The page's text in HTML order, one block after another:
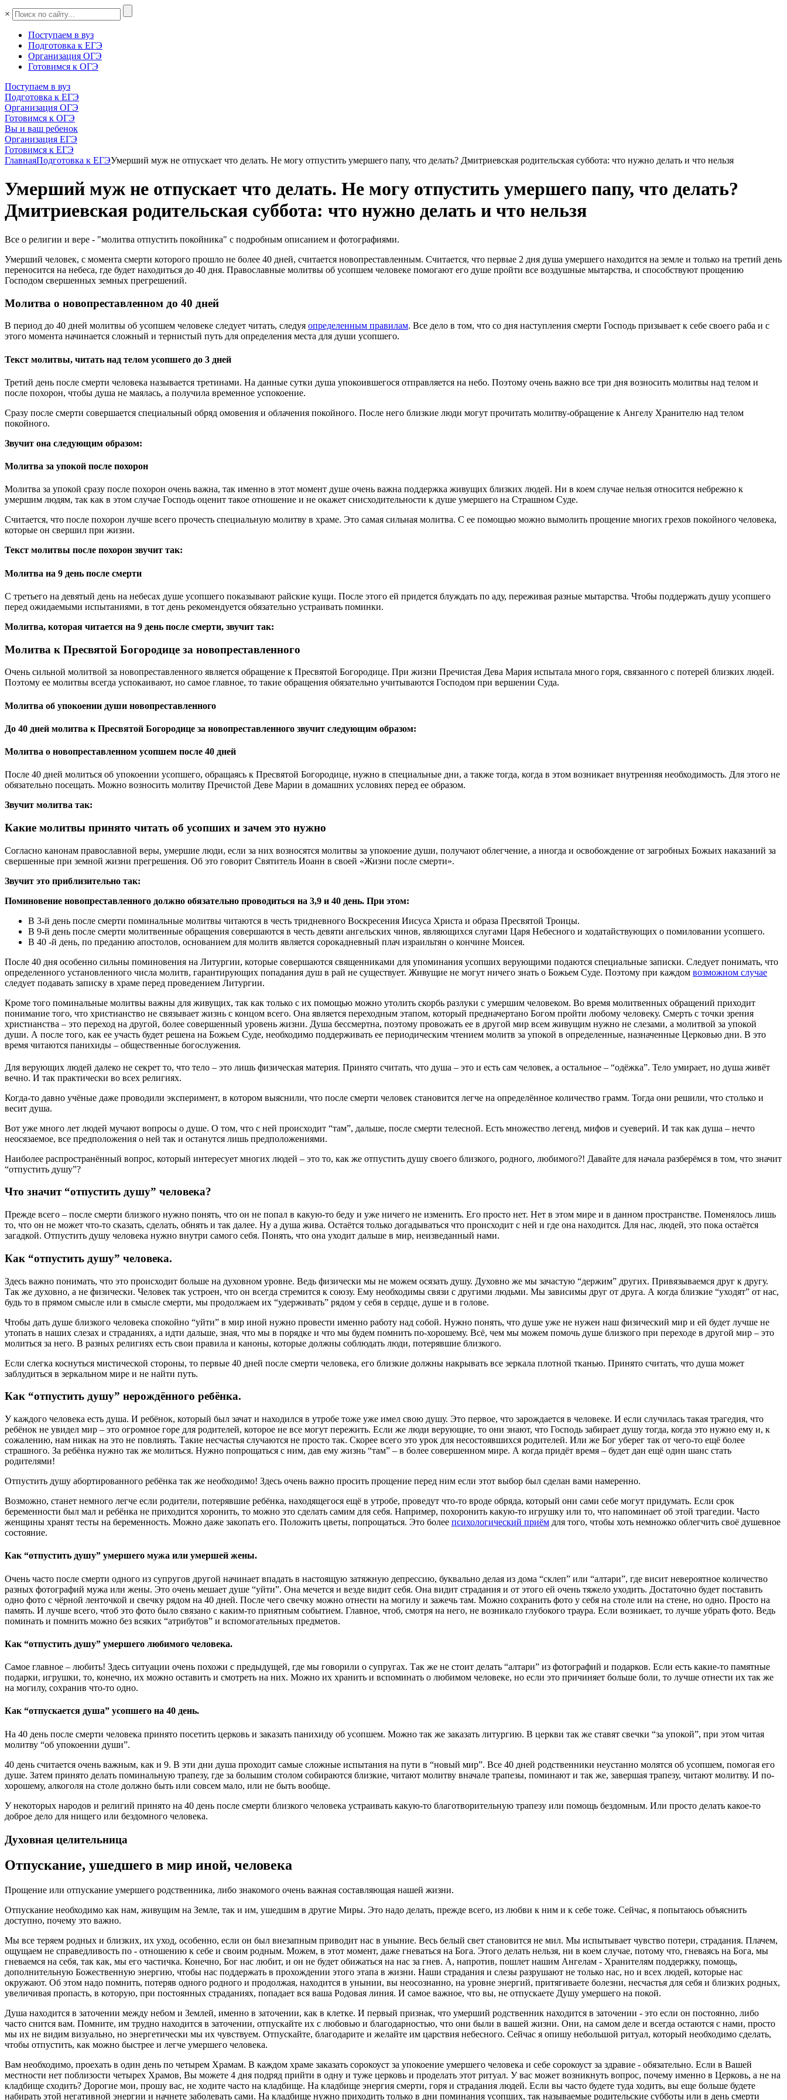
×
Поступаем в вуз
Подготовка к ЕГЭ
Организация ОГЭ
Готовимся к ОГЭ
Поступаем в вуз
Подготовка к ЕГЭ
Организация ОГЭ
Готовимся к ОГЭ
Вы и ваш ребенок
Организация ЕГЭ
Готовимся к ЕГЭ
ГлавнаяПодготовка к ЕГЭУмерший муж не отпускает что делать. Не могу отпустить умершего папу, что делать? Дмитриевская родительская суббота: что нужно делать и что нельзя
Умерший муж не отпускает что делать. Не могу отпустить умершего папу, что делать?
Дмитриевская родительская суббота: что нужно делать и что нельзя
Все о религии и вере - "молитва отпустить покойника" с подробным описанием и фотографиями.
Умерший человек, с момента смерти которого прошло не более 40 дней, считается новопреставленным. Считается, что первые 2 дня душа умершего находится на земле и только на третий день
переносится на небеса, где будет находиться до 40 дня. Православные молитвы об усопшем человеке помогают его душе пройти все воздушные мытарства, и способствуют прощению
Господом свершенных земных прегрешений.
Молитва о новопреставленном до 40 дней
В период до 40 дней молитвы об усопшем человеке следует читать, следуя определенным правилам. Все дело в том, что со дня наступления смерти Господь призывает к себе своего раба и с
этого момента начинается сложный и тернистый путь для определения места для души усопшего.
Текст молитвы, читать над телом усопшего до 3 дней
Третий день после смерти человека называется третинами. На данные сутки душа упокоившегося отправляется на небо. Поэтому очень важно все три дня возносить молитвы над телом и
после похорон, чтобы душа не маялась, а получила временное успокоение.
Сразу после смерти совершается специальный обряд омовения и облачения покойного. После него близкие люди могут прочитать молитву-обращение к Ангелу Хранителю над телом
покойного.
Звучит она следующим образом:
Молитва за упокой после похорон
Молитва за упокой сразу после похорон очень важна, так именно в этот момент душе очень важна поддержка живущих близких людей. Ни в коем случае нельзя относится небрежно к
умершим людям, так как в этом случае Господь оценит такое отношение и не окажет снисходительности к душе умершего на Страшном Суде.
Считается, что после похорон лучше всего прочесть специальную молитву в храме. Это самая сильная молитва. С ее помощью можно вымолить прощение многих грехов покойного человека,
которые он свершил при жизни.
Текст молитвы после похорон звучит так:
Молитва на 9 день после смерти
С третьего на девятый день на небесах душе усопшего показывают райские кущи. После этого ей придется блуждать по аду, переживая разные мытарства. Чтобы поддержать душу усопшего
перед ожидаемыми испытаниями, в тот день рекомендуется обязательно устраивать поминки.
Молитва, которая читается на 9 день после смерти, звучит так:
Молитва к Пресвятой Богородице за новопреставленного
Очень сильной молитвой за новопреставленного является обращение к Пресвятой Богородице. При жизни Пречистая Дева Мария испытала много горя, связанного с потерей близких людей.
Поэтому ее молитвы всегда успокаивают, но самое главное, то такие обращения обязательно учитываются Господом при вершении Суда.
Молитва об упокоении души новопреставленного
До 40 дней молитва к Пресвятой Богородице за новопреставленного звучит следующим образом:
Молитва о новопреставленном усопшем после 40 дней
После 40 дней молиться об упокоении усопшего, обращаясь к Пресвятой Богородице, нужно в специальные дни, а также тогда, когда в этом возникает внутренняя необходимость. Для этого не
обязательно посещать. Можно возносить молитву Пречистой Деве Марии в домашних условиях перед ее образом.
Звучит молитва так:
Какие молитвы принято читать об усопших и зачем это нужно
Согласно канонам православной веры, умершие люди, если за них возносятся молитвы за упокоение души, получают облегчение, а иногда и освобождение от загробных Божьих наказаний за
свершенные при земной жизни прегрешения. Об это говорит Святитель Иоанн в своей «Жизни после смерти».
Звучит это приблизительно так:
Поминовение новопреставленного должно обязательно проводиться на 3,9 и 40 день. При этом:
В 3-й день после смерти поминальные молитвы читаются в честь тридневного Воскресения Иисуса Христа и образа Пресвятой Троицы.
В 9-й день после смерти молитвенные обращения совершаются в честь девяти ангельских чинов, являющихся слугами Царя Небесного и ходатайствующих о помиловании усопшего.
В 40 -й день, по преданию апостолов, основанием для молитв является сорокадневный плач израильтян о кончине Моисея.
После 40 дня особенно сильны поминовения на Литургии, которые совершаются священниками для упоминания усопших верующими подаются специальные записки. Следует понимать, что
определенного установленного числа молитв, гарантирующих попадания душ в рай не существует. Живущие не могут ничего знать о Божьем Суде. Поэтому при каждом возможном случае
следует подавать записку в храме перед проведением Литургии.
Кроме того поминальные молитвы важны для живущих, так как только с их помощью можно утолить скорбь разлуки с умершим человеком. Во время молитвенных обращений приходит
понимание того, что христианство не связывает жизнь с концом всего. Она является переходным этапом, который предначертано Богом пройти любому человеку. Смерть с точки зрения
христианства – это переход на другой, более совершенный уровень жизни. Душа бессмертна, поэтому провожать ее в другой мир всем живущим нужно не слезами, а молитвой за упокой
души. А после того, как ее участь будет решена на Божьем Суде, необходимо поддерживать ее периодическим чтением молитв за упокой в определенные, назначенные Церковью дни. В это
время читаются панихиды – общественные богослужения.
Для верующих людей далеко не секрет то, что тело – это лишь физическая материя. Принято считать, что душа – это и есть сам человек, а остальное – “одёжка”. Тело умирает, но душа живёт
вечно. И так практически во всех религиях.
Когда-то давно учёные даже проводили эксперимент, в котором выяснили, что после смерти человек становится легче на определённое количество грамм. Тогда они решили, что столько и
весит душа.
Вот уже много лет людей мучают вопросы о душе. О том, что с ней происходит “там”, дальше, после смерти телесной. Есть множество легенд, мифов и суеверий. И так как душа – нечто
неосязаемое, все предположения о ней так и останутся лишь предположениями.
Наиболее распространённый вопрос, который интересует многих людей – это то, как же отпустить душу своего близкого, родного, любимого?! Давайте для начала разберёмся в том, что значит
“отпустить душу”?
Что значит “отпустить душу” человека?
Прежде всего – после смерти близкого нужно понять, что он не попал в какую-то беду и уже ничего не изменить. Его просто нет. Нет в этом мире и в данном пространстве. Поменялось лишь
то, что он не может что-то сказать, сделать, обнять и так далее. Ну а душа жива. Остаётся только догадываться что происходит с ней и где она находится. Для нас, людей, это пока остаётся
загадкой. Отпустить душу человека нужно внутри самого себя. Понять, что она уходит дальше в мир, неизведанный нами.
Как “отпустить душу” человека.
Здесь важно понимать, что это происходит больше на духовном уровне. Ведь физически мы не можем осязать душу. Духовно же мы зачастую “держим” других. Привязываемся друг к другу.
Так же духовно, а не физически. Человек так устроен, что он всегда стремится к союзу. Ему необходимы связи с другими людьми. Мы зависимы друг от друга. А когда близкие “уходят” от нас,
будь то в прямом смысле или в смысле смерти, мы продолжаем их “удерживать” рядом у себя в сердце, душе и в голове.
Чтобы дать душе близкого человека спокойно “уйти” в мир иной нужно провести именно работу над собой. Нужно понять, что душе уже не нужен наш физический мир и ей будет лучше не
утопать в наших слезах и страданиях, а идти дальше, зная, что мы в порядке и что мы будем помнить по-хорошему. Всё, чем мы можем помочь душе близкого при переходе в другой мир – это
молиться за него. В разных религиях есть свои правила и каноны, которые должны соблюдать люди, потерявшие близкого.
Если слегка коснуться мистической стороны, то первые 40 дней после смерти человека, его близкие должны накрывать все зеркала плотной тканью. Принято считать, что душа может
заблудиться в зеркальном мире и не найти путь.
Как “отпустить душу” нерождённого ребёнка.
У каждого человека есть душа. И ребёнок, который был зачат и находился в утробе тоже уже имел свою душу. Это первое, что зарождается в человеке. И если случилась такая трагедия, что
ребёнок не увидел мир – это огромное горе для родителей, которое не все могут пережить. Если же люди верующие, то они знают, что Господь забирает душу тогда, когда это нужно ему и, к
сожалению, нам никак на это не повлиять. Такие несчастья случаются не просто так. Скорее всего это урок для несостоявшихся родителей. Или же Бог уберег так от чего-то ещё более
страшного. За ребёнка нужно так же молиться. Нужно попрощаться с ним, дав ему жизнь “там” – в более совершенном мире. А когда придёт время – будет дан ещё один шанс стать
родителями!
Отпустить душу абортированного ребёнка так же необходимо! Здесь очень важно просить прощение перед ним если этот выбор был сделан вами намеренно.
Возможно, станет немного легче если родители, потерявшие ребёнка, находящегося ещё в утробе, проведут что-то вроде обряда, который они сами себе могут придумать. Если срок
беременности был мал и ребёнка не приходится хоронить, то можно это сделать самим для себя. Например, похоронить какую-то игрушку или то, что напоминает об этой трагедии. Часто
женщины хранят тесты на беременность. Можно даже закопать его. Положить цветы, попрощаться. Это более психологический приём для того, чтобы хоть немножко облегчить своё душевное
состояние.
Как “отпустить душу” умершего мужа или умершей жены.
Очень часто после смерти одного из супругов другой начинает впадать в настоящую затяжную депрессию, буквально делая из дома “склеп” или “алтари”, где висит невероятное количество
разных фотографий мужа или жены. Это очень мешает душе “уйти”. Она мечется и везде видит себя. Она видит страдания и от этого ей очень тяжело уходить. Достаточно будет поставить
одно фото с чёрной ленточкой и свечку рядом на 40 дней. После чего свечку можно отнести на могилу и зажечь там. Можно сохранить фото у себя на столе или на стене, но одно. Просто на
память. И лучше всего, чтоб это фото было связано с каким-то приятным событием. Главное, чтоб, смотря на него, не возникало глубокого траура. Если возникает, то лучше убрать фото. Ведь
поминать и помнить можно без всяких “атрибутов” и вспомогательных предметов.
Как “отпустить душу” умершего любимого человека.
Самое главное – любить! Здесь ситуации очень похожи с предыдущей, где мы говорили о супругах. Так же не стоит делать “алтари” из фотографий и подарков. Если есть какие-то памятные
подарки, игрушки, то, конечно, их можно оставить и смотреть на них. Можно их хранить и вспоминать о любимом человеке, но если это причиняет больше боли, то лучше отнести их так же
на могилу, сохранив что-то одно.
Как “отпускается душа” усопшего на 40 день.
На 40 день после смерти человека принято посетить церковь и заказать панихиду об усопшем. Можно так же заказать литургию. В церкви так же ставят свечки “за упокой”, при этом читая
молитву “об упокоении души”.
40 день считается очень важным, как и 9. В эти дни душа проходит самые сложные испытания на пути в “новый мир”. Все 40 дней родственники неустанно молятся об усопшем, помогая его
душе. Затем принято делать поминальную трапезу, где за большим столом собираются близкие, читают молитву вначале трапезы, поминают и так же, завершая трапезу, читают молитву. И по-
хорошему, алкоголя на столе должно быть или совсем мало, или не быть вообще.
У некоторых народов и религий принято на 40 день после смерти близкого человека устраивать какую-то благотворительную трапезу или помощь бездомным. Или просто делать какое-то
доброе дело для нищего или бездомного человека.
Духовная целительница
Отпускание, ушедшего в мир иной, человека
Прощение или отпускание умершего родственника, либо знакомого очень важная составляющая нашей жизни.
Отпускание необходимо как нам, живущим на Земле, так и им, ушедшим в другие Миры. Это надо делать, прежде всего, из любви к ним и к себе тоже. Сейчас, я попытаюсь объяснить
доступно, почему это важно.
Мы все теряем родных и близких, их уход, особенно, если он был внезапным приводит нас в уныние. Весь белый свет становится не мил. Мы испытывает чувство потери, страдания. Плачем,
ощущаем не справедливость по - отношению к себе и своим родным. Можем, в этот момент, даже гневаться на Бога. Этого делать нельзя, ни в коем случае, потому что, гневаясь на Бога, мы
гневаемся на себя, так как, мы его частичка. Конечно, Бог нас любит, и он не будет обижаться на нас за гнев. А, напротив, пошлет нашим Ангелам - Хранителям поддержку, помощь,
дополнительную Божественную энергию, чтобы нас поддержать в прохождении этого этапа в жизни. Наши страдания и слезы разрушают не только нас, но и всех людей, которые нас
окружают. Об этом надо помнить, потеряв одного родного и продолжая, находится в унынии, вы неосознанно, на уровне энергий, притягиваете болезни, несчастья для себя и близких родных,
увеличивая пропасть, в которую, при постоянных страданиях, попадает вся ваша Родовая линия. И самое важное, что вы, не отпускаете Душу умершего на покой.
Душа находится в заточении между небом и Землей, именно в заточении, как в клетке. И первый признак, что умерший родственник находится в заточении - это если он постоянно, либо
часто снится вам. Помните, им трудно находится в заточении, отпускайте их с любовью и благодарностью, что они были в вашей жизни. Они, на самом деле и всегда остаются с нами, просто
мы их не видим визуально, но энергетически мы их чувствуем. Отпускайте, благодарите и желайте им царствия небесного. Сейчас я опишу небольшой ритуал, который необходимо сделать,
чтобы отпустить, как можно быстрее и легче умершего человека.
Вам необходимо, проехать в один день по четырем Храмам. В каждом храме заказать сорокоуст за упокоение умершего человека и себе сорокоуст за здравие - обязательно. Если в Вашей
местности нет поблизости четырех Храмов, Вы можете 4 дня подряд прийти в одну и туже церковь и проделать этот ритуал. У вас может возникнуть вопрос, почему именно в Церковь, а не на
кладбище сходить? Дорогие мои, прошу вас, не ходите часто на кладбище. На кладбище энергия смерти, горя и страдания людей. Если вы часто будете туда ходить, вы еще больше будете
набирать этой негативной энергии и начнете заболевать сами. На кладбище нужно приходить только в дни поминания усопших, так называемые родительские субботы или в день смерти